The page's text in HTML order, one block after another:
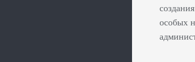
особых